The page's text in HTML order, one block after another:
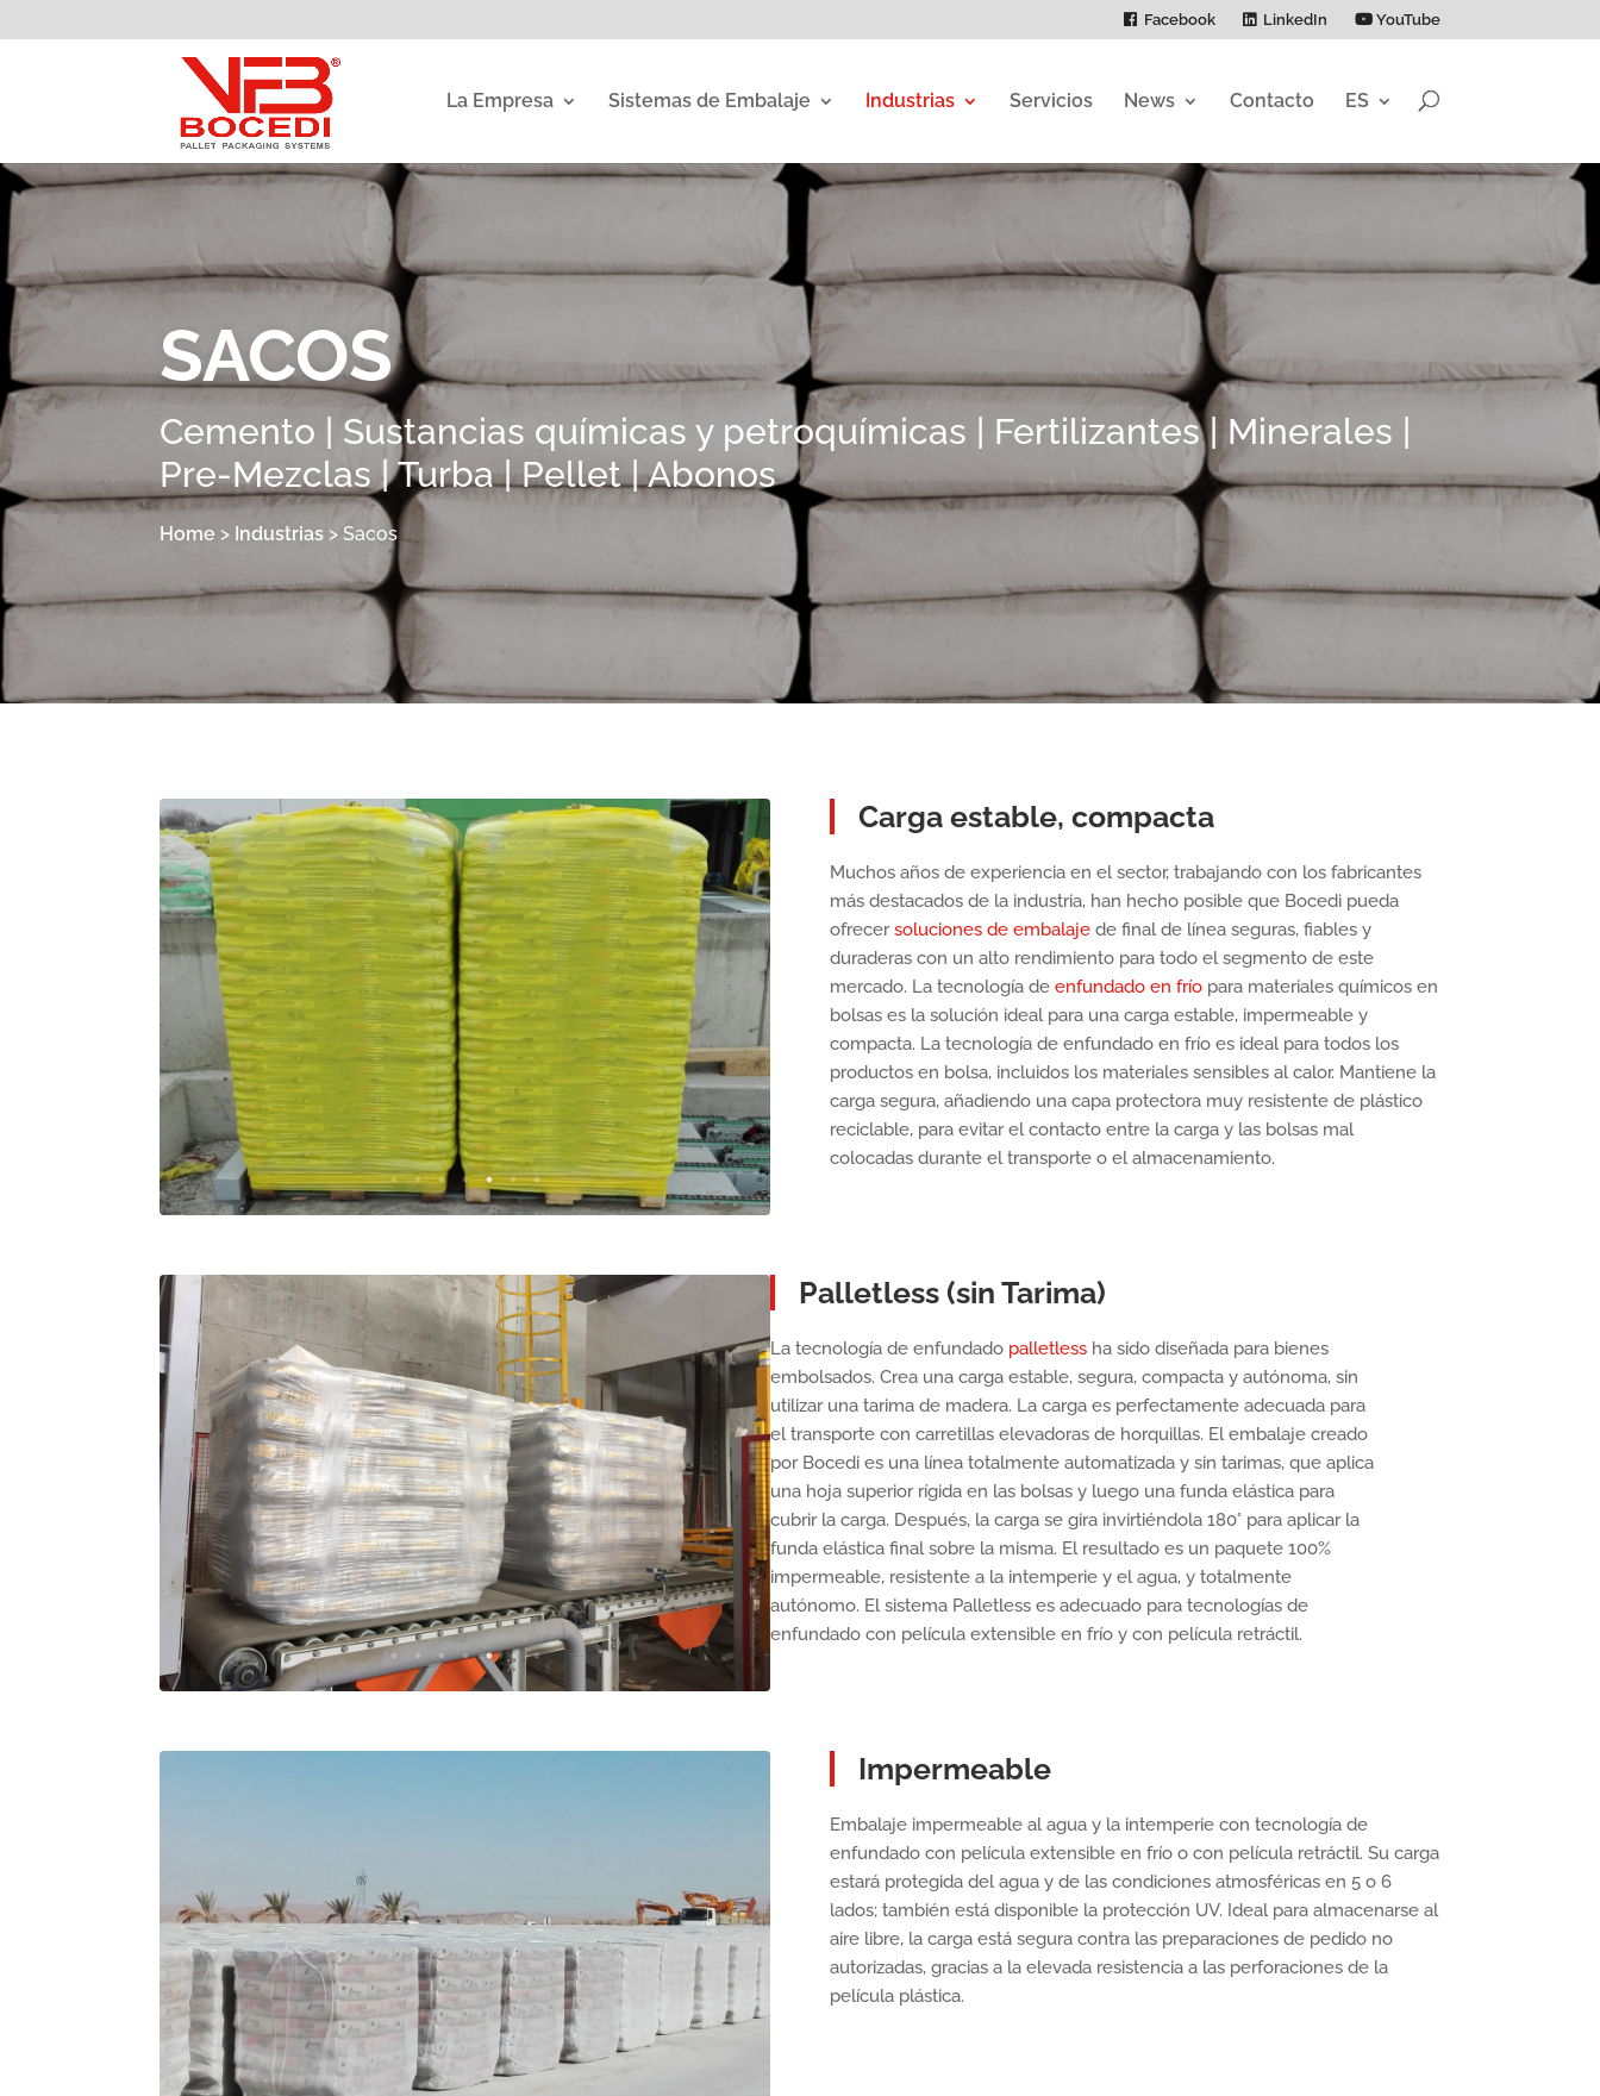
Facebook LinkedIn YouTube
La Empresa Sistemas de Embalaje Industrias Servicios News Contacto ES
SACOS
Cemento | Sustancias químicas y petroquímicas | Fertilizantes | Minerales |
Pre-Mezclas | Turba | Pellet | Abonos
Home > Industrias >Sacos
Carga estable, compacta
Muchos años de experiencia en el sector, trabajando con los fabricantes
más destacados de la industria, han hecho posible que Bocedi pueda
ofrecersoluciones de embalaje de final de línea seguras, fiables y
duraderas con un alto rendimiento para todo el segmento de este
mercado. La tecnología de enfundado en frío para materiales químicos en
bolsas es la solución ideal para una carga estable, impermeable y
compacta. La tecnología de enfundado en frío es ideal para todos los
productos en bolsa, incluidos los materiales sensibles al calor. Mantiene la
carga segura, añadiendo una capa protectora muy resistente de plástico
reciclable, para evitar el contacto entre la carga y las bolsas mal
colocadas durante el transporte o el almacenamiento.
Palletless (sin Tarima)
La tecnología de enfundado palletless ha sido diseñada para bienes
embolsados. Crea una carga estable, segura, compacta y autónoma, sin
utilizar una tarima de madera. La carga es perfectamente adecuada para
el transporte con carretillas elevadoras de horquillas. El embalaje creado
por Bocedi es una línea totalmente automatizada y sin tarimas, que aplica
una hoja superior rígida en las bolsas y luego una funda elástica para
cubrir la carga. Después, la carga se gira invirtiéndola 180° para aplicar la
funda elástica final sobre la misma. El resultado es un paquete 100%
impermeable, resistente a la intemperie y el agua, y totalmente
autónomo. El sistema Palletless es adecuado para tecnologías de
enfundado con película extensible en frío y con película retráctil.
Impermeable
Embalaje impermeable al agua y la intemperie con tecnología de
enfundado con película extensible en frío o con película retráctil. Su carga
estará protegida del agua y de las condiciones atmosféricas en 5 o 6
lados; también está disponible la protección UV. Ideal para almacenarse al
aire libre, la carga está segura contra las preparaciones de pedido no
autorizadas, gracias a la elevada resistencia a las perforaciones de la
película plástica.